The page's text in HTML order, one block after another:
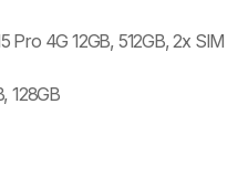
Pro 4G 12GB, 512GB, 2x SIM
128GB